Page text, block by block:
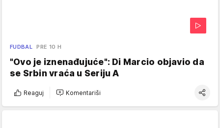
FUDBAL PRE 10 H
"Ovo je iznenađujuće": Di Marcio objavio da
se Srbin vraća u Seriju A
Reaguj Komentariši